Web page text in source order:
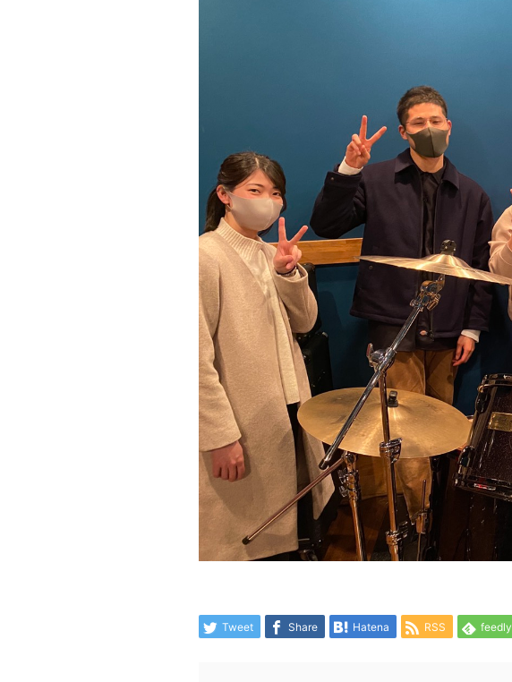
Tweet Share Hatena RSS feedly